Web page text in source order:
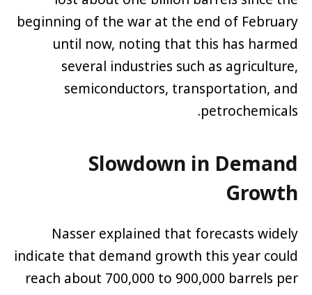
beginning of the war at the end of February
until now, noting that this has harmed
several industries such as agriculture,
semiconductors, transportation, and
petrochemicals.
Slowdown in Demand
Growth
Nasser explained that forecasts widely
indicate that demand growth this year could
reach about 700,000 to 900,000 barrels per